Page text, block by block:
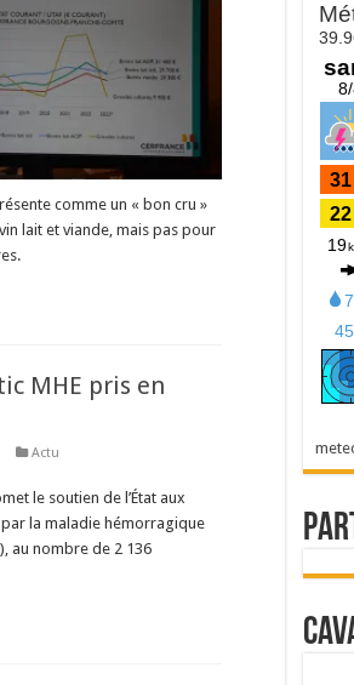
comme un « bon cru »
lait et viande, mais pas pour
MHE pris en
Actu
le soutien de l’État aux
la maladie hémorragique
au nombre de 2 136